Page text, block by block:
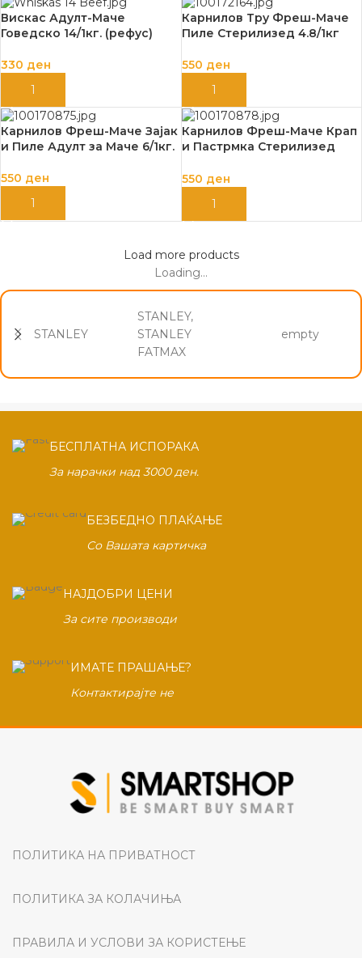
Вискас Адулт-Маче
Говедско 14/1кг. (рефус)
330 ден
ДОДАЈ ВО КОШНИЦА
Карнилов Тру Фреш-Маче
Пиле Стерилизед 4.8/1кг
550 ден
ДОДАЈ ВО КОШНИЦА
Карнилов Фреш-Маче Зајак
и Пиле Адулт за Маче 6/1кг.
550 ден
ДОДАЈ ВО КОШНИЦА
Карнилов Фреш-Маче Крап
и Пастрмка Стерилизед
550 ден
ДОДАЈ ВО КОШНИЦА
Load more products
Loading...
STANLEY
STANLEY,
STANLEY
FATMAX
empty
БЕСПЛАТНА ИСПОРАКА
За нарачки над 3000 ден.
БЕЗБЕДНО ПЛАЌАЊЕ
Со Вашата картичка
НАЈДОБРИ ЦЕНИ
За сите производи
ИМАТЕ ПРАШАЊЕ?
Контактирајте не
ПОЛИТИКА НА ПРИВАТНОСТ
ПОЛИТИКА ЗА КОЛАЧИЊА
ПРАВИЛА И УСЛОВИ ЗА КОРИСТЕЊЕ